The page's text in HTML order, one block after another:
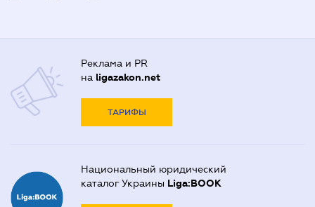
Реклама и PR
на ligazakon.net
ТАРИФЫ
Национальный юридический
каталог Украины Liga:BOOK